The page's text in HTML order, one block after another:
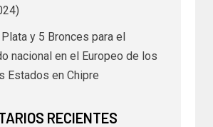
y 5 Bronces para el
nacional en el Europeo de los
Estados en Chipre
RECIENTES